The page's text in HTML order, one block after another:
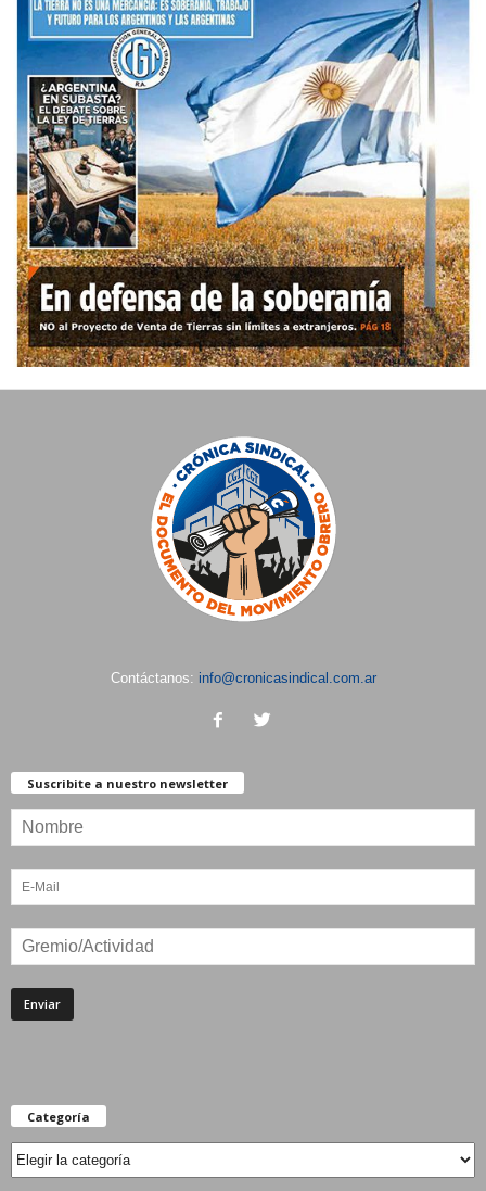
Contáctanos: info@cronicasindical.com.ar
Suscribite a nuestro newsletter
Categoría
Categoría